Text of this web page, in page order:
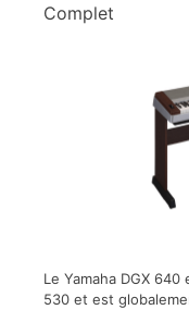
Complet
Le Yamaha DGX
530 et est